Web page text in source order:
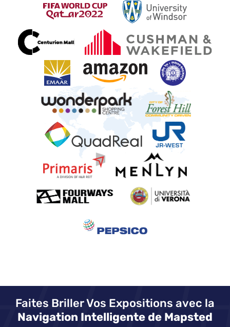
Faites Briller Vos Expositions avec la
Navigation Intelligente de Mapsted